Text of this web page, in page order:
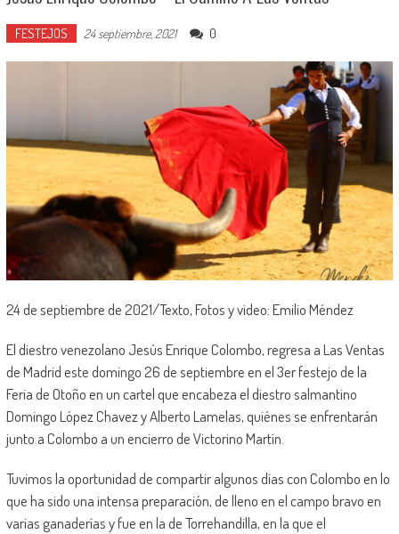
FESTEJOS 24 septiembre, 2021 0
24 de septiembre de 2021/Texto, Fotos y video: Emilio Méndez
El diestro venezolano Jesús Enrique Colombo, regresa a Las Ventas
de Madrid este domingo 26 de septiembre en el 3er festejo de la
Feria de Otoño en un cartel que encabeza el diestro salmantino
Domingo López Chavez y Alberto Lamelas, quiénes se enfrentarán
junto a Colombo a un encierro de Victorino Martín.
Tuvimos la oportunidad de compartir algunos días con Colombo en lo
que ha sido una intensa preparación, de lleno en el campo bravo en
varias ganaderías y fue en la de Torrehandilla, en la que el